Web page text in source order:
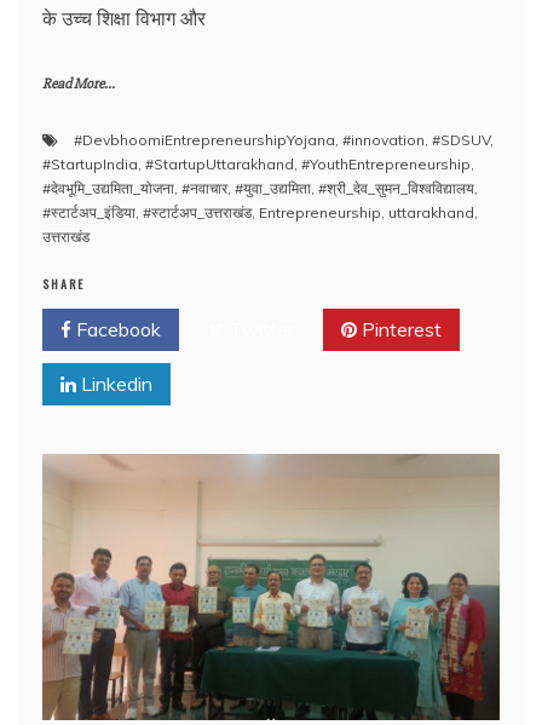
के उच्च शिक्षा विभाग और
Read More...
#DevbhoomiEntrepreneurshipYojana, #innovation, #SDSUV,
#StartupIndia, #StartupUttarakhand, #YouthEntrepreneurship,
#देवभूमि_उद्यमिता_योजना, #नवाचार, #युवा_उद्यमिता, #श्री_देव_सुमन_विश्वविद्यालय,
#स्टार्टअप_इंडिया, #स्टार्टअप_उत्तराखंड, Entrepreneurship, uttarakhand,
उत्तराखंड
SHARE
Facebook Pinterest
Linkedin